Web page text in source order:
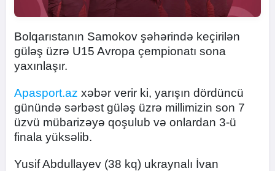
Bolqarıstanın Samokov şəhərində keçirilən
güləş üzrə U15 Avropa çempionatı sona
yaxınlaşır.
Apasport.az xəbər verir ki, yarışın dördüncü
günündə sərbəst güləş üzrə millimizin son 7
üzvü mübarizəyə qoşulub və onlardan 3-ü
finala yüksəlib.
Yusif Abdullayev (38 kq) ukraynalı İvan